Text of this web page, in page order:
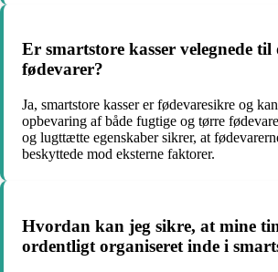
Er smartstore kasser velegnede
fødevarer?
Ja, smartstore kasser er fødevaresikre og
opbevaring af både fugtige og tørre
og lugttætte egenskaber sikrer, at
beskyttede mod eksterne faktorer.
Hvordan kan jeg sikre, at mine
ordentligt organiseret inde i